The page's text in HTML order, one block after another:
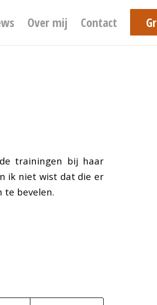
Over mij Contact
trainingen bij haar
ik niet wist dat die er
te bevelen.